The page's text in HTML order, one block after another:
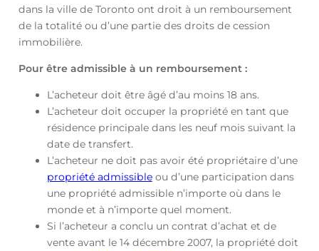
dans la ville de Toronto ont droit à un remboursement
de la totalité ou d’une partie des droits de cession
immobilière.
Pour être admissible à un remboursement :
L’acheteur doit être âgé d’au moins 18 ans.
L’acheteur doit occuper la propriété en tant que
résidence principale dans les neuf mois suivant la
date de transfert.
L’acheteur ne doit pas avoir été propriétaire d’une
propriété admissibleou d’une participation dans
une propriété admissible n’importe où dans le
monde et à n’importe quel moment.
Si l’acheteur a conclu un contrat d’achat et de
vente avant le 14 décembre 2007, la propriété doit